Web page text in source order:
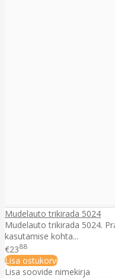
Mudelauto trikirada 5024
Mudelauto trikirada 5024.
kasutamise kohta...
€2388
Lisa ostukorvi
Lisa soovide nimekirja